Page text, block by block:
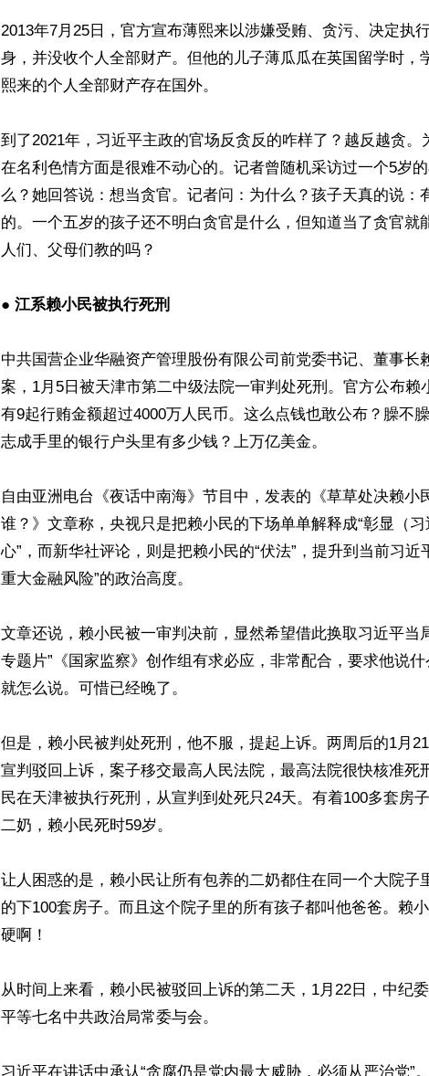
2013年7月25日，官方宣布薄熙来以涉嫌受贿、贪污、决定执
身，并没收个人全部财产。但他的儿子薄瓜瓜在英国留学时，
熙来的个人全部财产存在国外。
到了2021年，习近平主政的官场反贪反的咋样了？越反越贪。
在名利色情方面是很难不动心的。记者曾随机采访过一个5岁
么？她回答说：想当贪官。记者问：为什么？孩子天真的说：
的。一个五岁的孩子还不明白贪官是什么，但知道当了贪官就
人们、父母们教的吗？
● 江系赖小民被执行死刑
中共国营企业华融资产管理股份有限公司前党委书记、董事长
案，1月5日被天津市第二中级法院一审判处死刑。官方公布赖
有9起行贿金额超过4000万人民币。这么点钱也敢公布？臊不
志成手里的银行户头里有多少钱？上万亿美金。
自由亚洲电台《夜话中南海》节目中，发表的《草草处决赖小
谁？》文章称，央视只是把赖小民的下场单单解释成“彰显（
心”，而新华社评论，则是把赖小民的“伏法”，提升到当前习近
重大金融风险”的政治高度。
文章还说，赖小民被一审判决前，显然希望借此换取习近平当
专题片”《国家监察》创作组有求必应，非常配合，要求他说
就怎么说。可惜已经晚了。
但是，赖小民被判处死刑，他不服，提起上诉。两周后的1月
宣判驳回上诉，案子移交最高人民法院，最高法院很快核准死
民在天津被执行死刑，从宣判到处死只24天。有着100多套房
二奶，赖小民死时59岁。
让人困惑的是，赖小民让所有包养的二奶都住在同一个大院子
的下100套房子。而且这个院子里的所有孩子都叫他爸爸。赖
硬啊！
从时间上来看，赖小民被驳回上诉的第二天，1月22日，中纪
平等七名中共政治局常委与会。
习近平在讲话中承认“贪腐仍是党内最大威胁，必须从严治党”。